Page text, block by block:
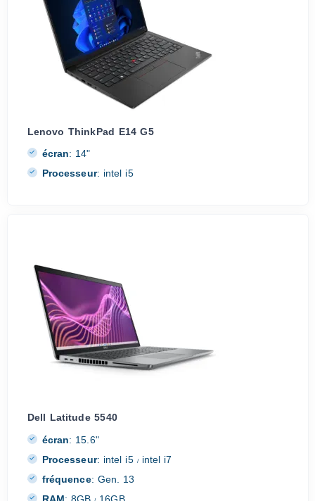
Lenovo ThinkPad E14 G5
écran: 14"
Processeur: intel i5
Dell Latitude 5540
écran: 15.6"
Processeur: intel i5 /intel i7
fréquence: Gen. 13